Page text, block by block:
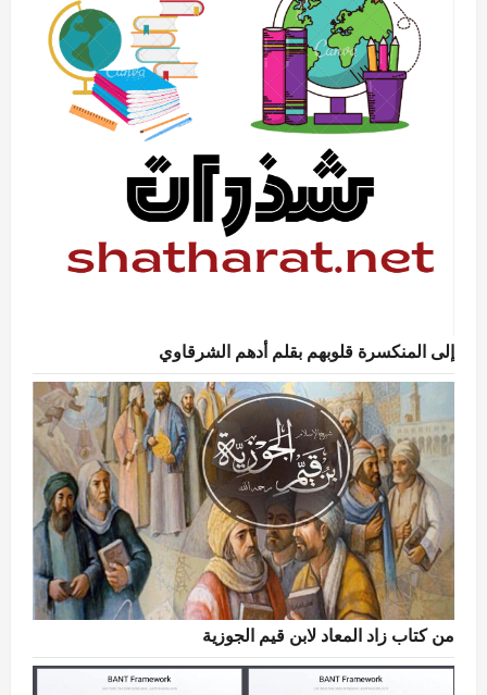
إلى المنكسرة قلوبهم بقلم أدهم الشرقاوي
من كتاب زاد المعاد لابن قيم الجوزية